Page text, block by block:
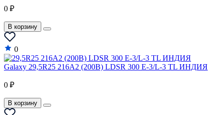
0 ₽
В корзину
0
Galaxy 29,5R25 216A2 (200B) LDSR 300 E-3/L-3 TL ИНДИЯ
0 ₽
В корзину